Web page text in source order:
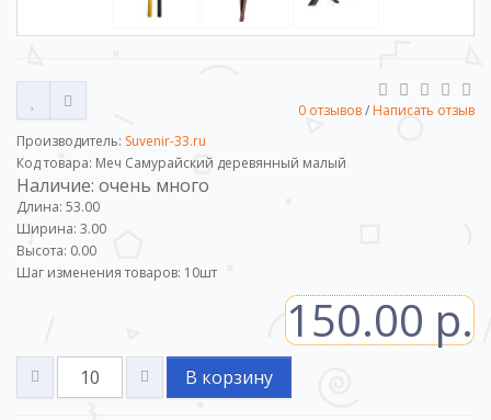
0 отзывов/ Написать отзыв
Производитель: Suvenir-33.ru
Код товара: Меч Самурайский деревянный малый
Наличие: очень много
Длина: 53.00
Ширина: 3.00
Высота: 0.00
Шаг изменения товаров: 10шт
150.00 р.
В корзину